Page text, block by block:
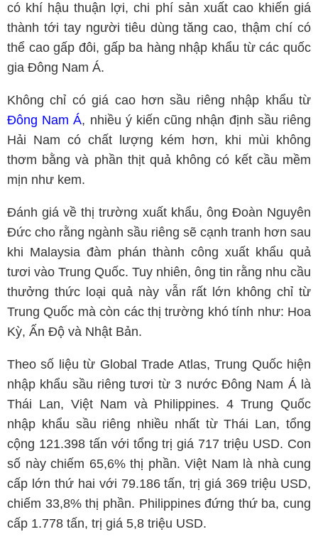
có khí hậu thuận lợi, chi phí sản xuất cao khiến giá
thành tới tay người tiêu dùng tăng cao, thậm chí có
thể cao gấp đôi, gấp ba hàng nhập khẩu từ các quốc
gia Đông Nam Á.
Không chỉ có giá cao hơn sầu riêng nhập khẩu từ
Đông Nam Á, nhiều ý kiến cũng nhận định sầu riêng
Hải Nam có chất lượng kém hơn, khi mùi không
thơm bằng và phần thịt quả không có kết cầu mềm
mịn như kem.
Đánh giá về thị trường xuất khẩu, ông Đoàn Nguyên
Đức cho rằng ngành sầu riêng sẽ cạnh tranh hơn sau
khi Malaysia đàm phán thành công xuất khẩu quả
tươi vào Trung Quốc. Tuy nhiên, ông tin rằng nhu cầu
thưởng thức loại quả này vẫn rất lớn không chỉ từ
Trung Quốc mà còn các thị trường khó tính như: Hoa
Kỳ, Ấn Độ và Nhật Bản.
Theo số liệu từ Global Trade Atlas, Trung Quốc hiện
nhập khẩu sầu riêng tươi từ 3 nước Đông Nam Á là
Thái Lan, Việt Nam và Philippines. 4 Trung Quốc
nhập khẩu sầu riêng nhiều nhất từ Thái Lan, tổng
cộng 121.398 tấn với tổng trị giá 717 triệu USD. Con
số này chiếm 65,6% thị phần. Việt Nam là nhà cung
cấp lớn thứ hai với 79.186 tấn, trị giá 369 triệu USD,
chiếm 33,8% thị phần. Philippines đứng thứ ba, cung
cấp 1.778 tấn, trị giá 5,8 triệu USD.